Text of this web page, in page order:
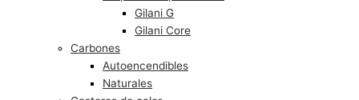
Gilani G
Gilani Core
Carbones
Autoencendibles
Naturales